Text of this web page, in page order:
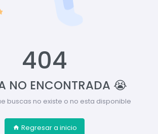
404
NO ENCONTRADA 😭
buscas no existe o no esta disponible
Regresar a inicio